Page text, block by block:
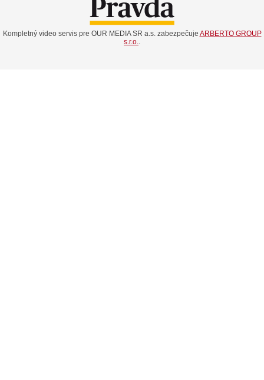
Kompletný video servis pre OUR MEDIA SR a.s. zabezpečuje ARBERTO GROUP
s.r.o..